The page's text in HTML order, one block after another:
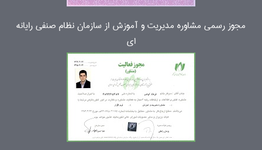
مجوز رسمی مشاوره مدیریت و آموزش از سازمان نظام صنفی رایانه
ای